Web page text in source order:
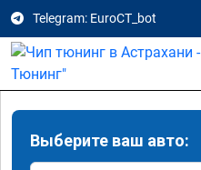
Telegram: EuroCT_bot
Выберите ваш авто: